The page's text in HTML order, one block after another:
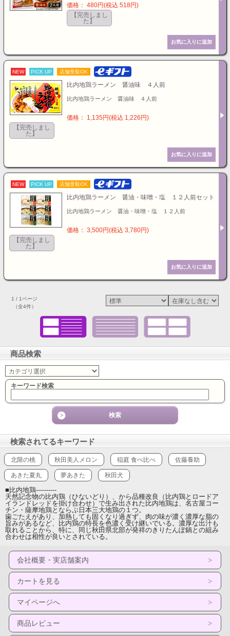
価格： 480円(税込 518円)
【完売しまし
た】
NEW PICK UP 店舗受取OK
比内地鶏ラーメン 醤油味 ４人前
比内地鶏ラーメン 醤油味 ４人前
価格： 1,135円(税込 1,226円)
【完売しまし
た】
NEW PICK UP 店舗受取OK
比内地鶏ラーメン 醤油・味噌・塩 １２人前セット
比内地鶏ラーメン 醤油・味噌・塩 １２人前
価格： 3,500円(税込 3,780円)
【完売しまし
た】
1 / 1ページ
（全4件）
商品検索
キーワード検索
検索されてるキーワード
北限の桃 秋田美人メロン 稲庭 食べ比べ 佐藤養助
あきた夏丸 夢あきた 秋田犬
■比内地鶏----------
天然記念物の比内鶏（ひないどり）、から品種改良（比内鶏とロードア
イランドレッドを掛け合わせ）で生み出された比内地鶏は、名古屋コー
チン・薩摩地鶏とならぶ日本三大地鶏の１つ。
歯ごたえがあり、加熱しても固くなり過ぎず、肉の味が濃く濃厚な脂の
旨みがあるなど、比内鶏の特長を色濃く受け継いでいる。濃厚な出汁も
取れることから、特に、同じ秋田県北部が発祥のきりたんぽ鍋との組み
合わせは相性が良いとされている。
会社概要・実店舗案内
カートを見る
マイページへ
商品レビュー